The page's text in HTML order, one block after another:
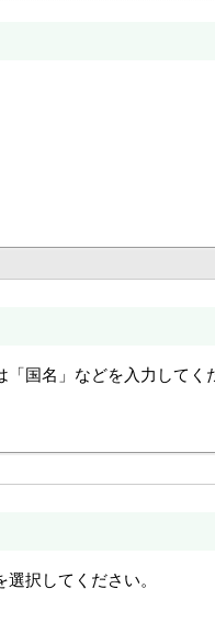
国名」などを入力して
択してください。